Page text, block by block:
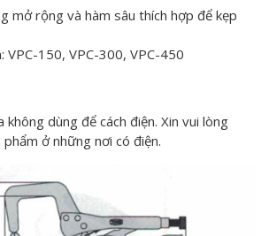
mở rộng và hàm sâu thích hợp để kẹp
VPC-150, VPC-300, VPC-450
không dùng để cách điện. Xin vui lòng
ở những nơi có điện.